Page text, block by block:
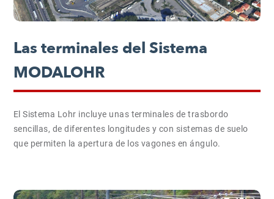
Las terminales del Sistema
MODALOHR
El Sistema Lohr incluye unas terminales de trasbordo
sencillas, de diferentes longitudes y con sistemas de suelo
que permiten la apertura de los vagones en ángulo.